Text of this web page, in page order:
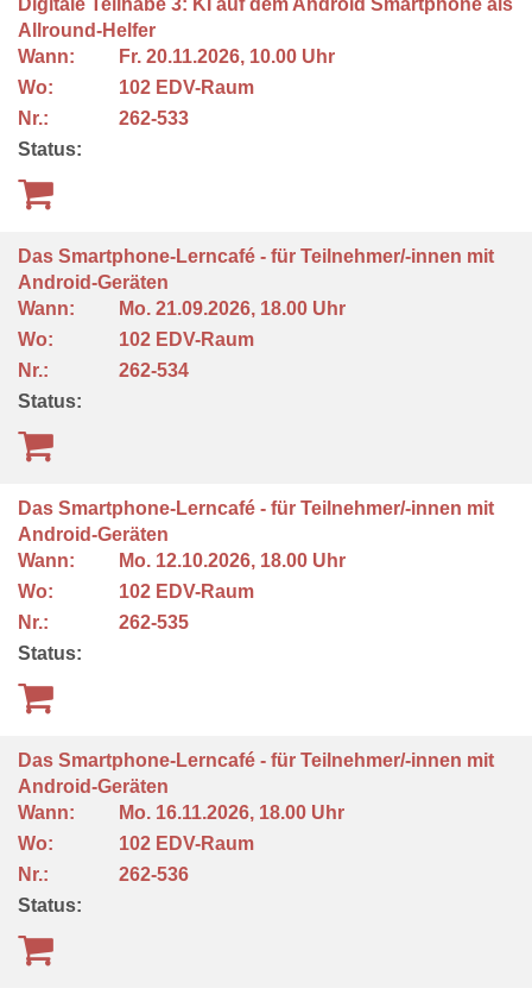
Digitale Teilhabe 3: KI auf dem Android Smartphone als
Allround-Helfer
Wann:
Fr. 20.11.2026, 10.00 Uhr
Wo:
102 EDV-Raum
Nr.:
262-533
Status:
Das Smartphone-Lerncafé - für Teilnehmer/-innen mit
Android-Geräten
Wann:
Mo. 21.09.2026, 18.00 Uhr
Wo:
102 EDV-Raum
Nr.:
262-534
Status:
Das Smartphone-Lerncafé - für Teilnehmer/-innen mit
Android-Geräten
Wann:
Mo. 12.10.2026, 18.00 Uhr
Wo:
102 EDV-Raum
Nr.:
262-535
Status:
Das Smartphone-Lerncafé - für Teilnehmer/-innen mit
Android-Geräten
Wann:
Mo. 16.11.2026, 18.00 Uhr
Wo:
102 EDV-Raum
Nr.:
262-536
Status: